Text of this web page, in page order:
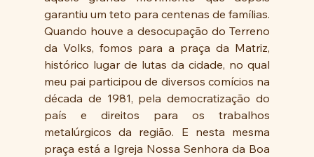
Quando houve a desocupação do Terreno
da Volks, fomos para a praça da Matriz,
histórico lugar de lutas da cidade, no qual
meu pai participou de diversos comícios na
década de 1981, pela democratização do
país e direitos para os trabalhos
metalúrgicos da região. E nesta mesma
praça está a Igreja Nossa Senhora da Boa